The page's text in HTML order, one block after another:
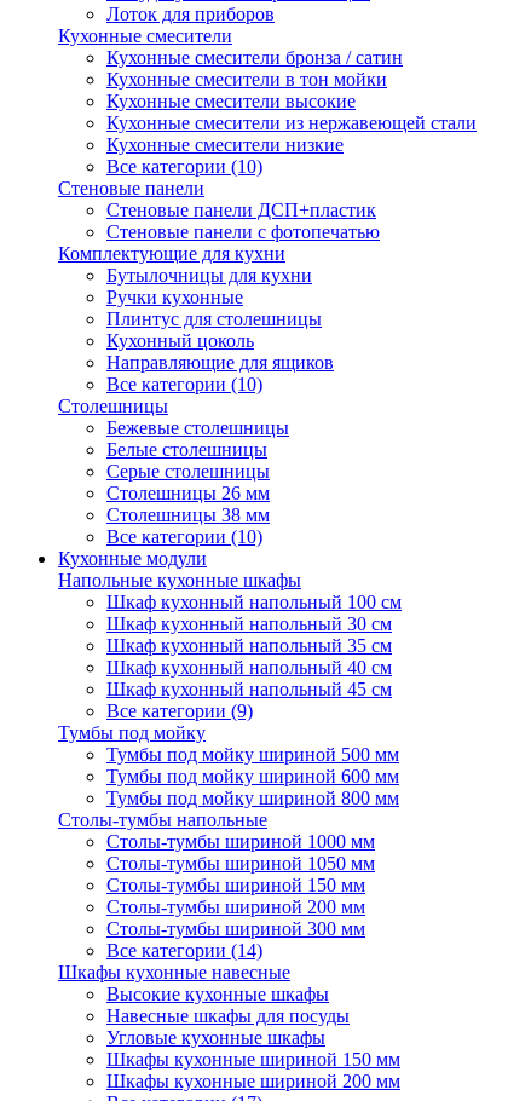
Лоток для приборов
Кухонные смесители
Кухонные смесители бронза / сатин
Кухонные смесители в тон мойки
Кухонные смесители высокие
Кухонные смесители из нержавеющей стали
Кухонные смесители низкие
Все категории (10)
Стеновые панели
Стеновые панели ДСП+пластик
Стеновые панели с фотопечатью
Комплектующие для кухни
Бутылочницы для кухни
Ручки кухонные
Плинтус для столешницы
Кухонный цоколь
Направляющие для ящиков
Все категории (10)
Столешницы
Бежевые столешницы
Белые столешницы
Серые столешницы
Столешницы 26 мм
Столешницы 38 мм
Все категории (10)
Кухонные модули
Напольные кухонные шкафы
Шкаф кухонный напольный 100 см
Шкаф кухонный напольный 30 см
Шкаф кухонный напольный 35 см
Шкаф кухонный напольный 40 см
Шкаф кухонный напольный 45 см
Все категории (9)
Тумбы под мойку
Тумбы под мойку шириной 500 мм
Тумбы под мойку шириной 600 мм
Тумбы под мойку шириной 800 мм
Столы-тумбы напольные
Столы-тумбы шириной 1000 мм
Столы-тумбы шириной 1050 мм
Столы-тумбы шириной 150 мм
Столы-тумбы шириной 200 мм
Столы-тумбы шириной 300 мм
Все категории (14)
Шкафы кухонные навесные
Высокие кухонные шкафы
Навесные шкафы для посуды
Угловые кухонные шкафы
Шкафы кухонные шириной 150 мм
Шкафы кухонные шириной 200 мм